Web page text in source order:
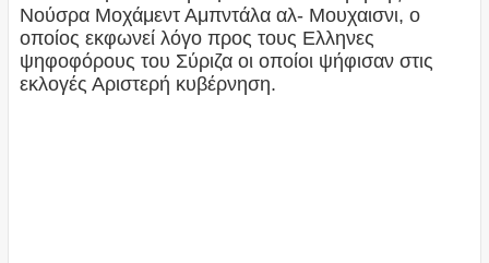
Νούσρα Μοχάμεντ Αμπντάλα αλ- Μουχαισνι, ο
οποίος εκφωνεί λόγο προς τους Ελληνες
ψηφοφόρους του Σύριζα οι οποίοι ψήφισαν στις
εκλογές Αριστερή κυβέρνηση.